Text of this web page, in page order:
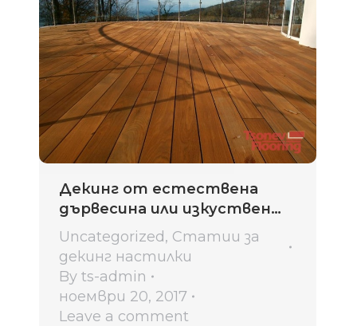
Декинг от естествена
дървесина или изкуствен
WPC-предимства и
недостатъци
Uncategorized, Статии за
декинг настилки
Byts-admin
ноември 20, 2017
Leave a comment